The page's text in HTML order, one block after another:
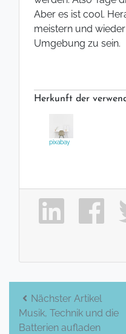
Aber es ist cool.
meistern und
Umgebung zu sein.
Herkunft der
pixabay
Beitrags-
Navigation
Nächster Artikel
Musik, Technik und die
Batterien aufladen